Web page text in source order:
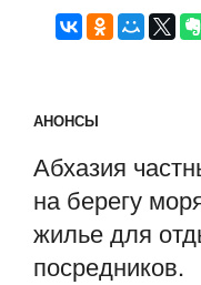
АНОНСЫ
Абхазия
на берегу
жилье для
посредников.